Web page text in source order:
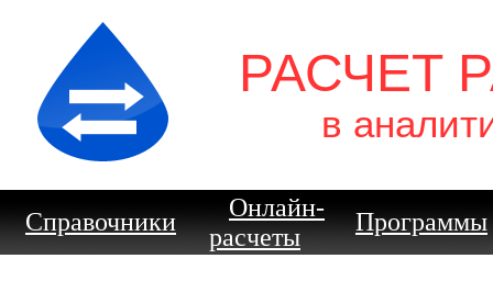
РАСЧЕТ
в
Справочники
Онлайн-
расчеты
Программы